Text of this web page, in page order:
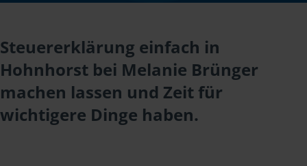
Steuererklärung einfach in
Hohnhorst bei Melanie Brünger
machen lassen und Zeit für
wichtigere Dinge haben.